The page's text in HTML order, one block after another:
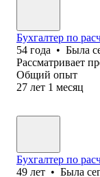
Бухгалтер по
54 года • Была
Рассматривает
Общий опыт
27 лет 1 месяц
Бухгалтер по
49 лет • Была